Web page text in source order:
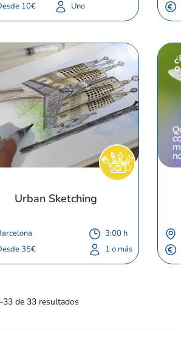
10€
Uno
Urban Sketching
35€
3:00 h
1 o más
de 33 resultados